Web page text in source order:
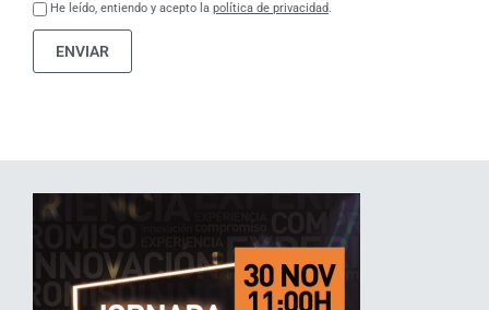
He leído, entiendo y acepto la política de privacidad.
ENVIAR